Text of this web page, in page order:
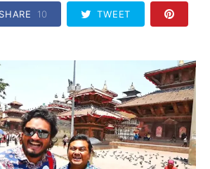
SHARE 10 TWEET